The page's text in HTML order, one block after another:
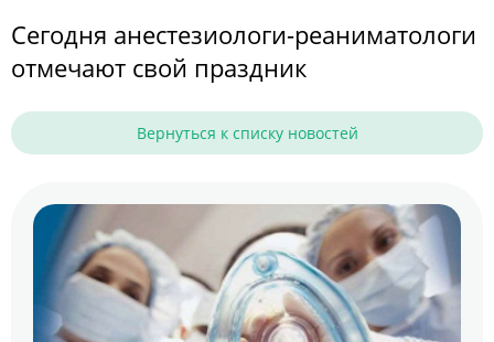
Сегодня анестезиологи-реаниматологи
отмечают свой праздник
Вернуться к списку новостей